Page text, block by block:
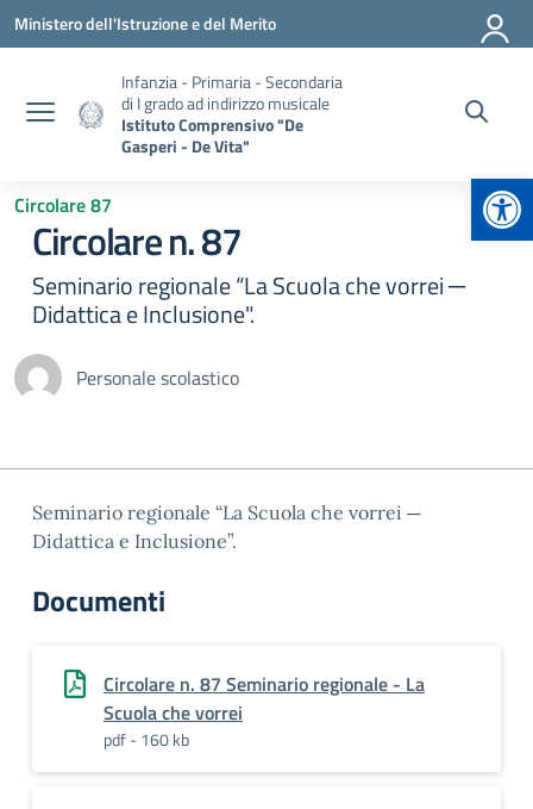
Vai ai contenuti
Vai al menu di navigazione
Vai al footer
Ministero dell'Istruzione e del Merito
Infanzia - Primaria - Secondaria
di I grado ad indirizzo musicale
Istituto Comprensivo "De
Gasperi - De Vita"
Circolare 87
Circolare n. 87
Seminario regionale “La Scuola che vorrei ─
Didattica e Inclusione".
Personale scolastico
Seminario regionale “La Scuola che vorrei ─
Didattica e Inclusione”.
Documenti
Circolare n. 87 Seminario regionale - La
Scuola che vorrei
pdf - 160 kb